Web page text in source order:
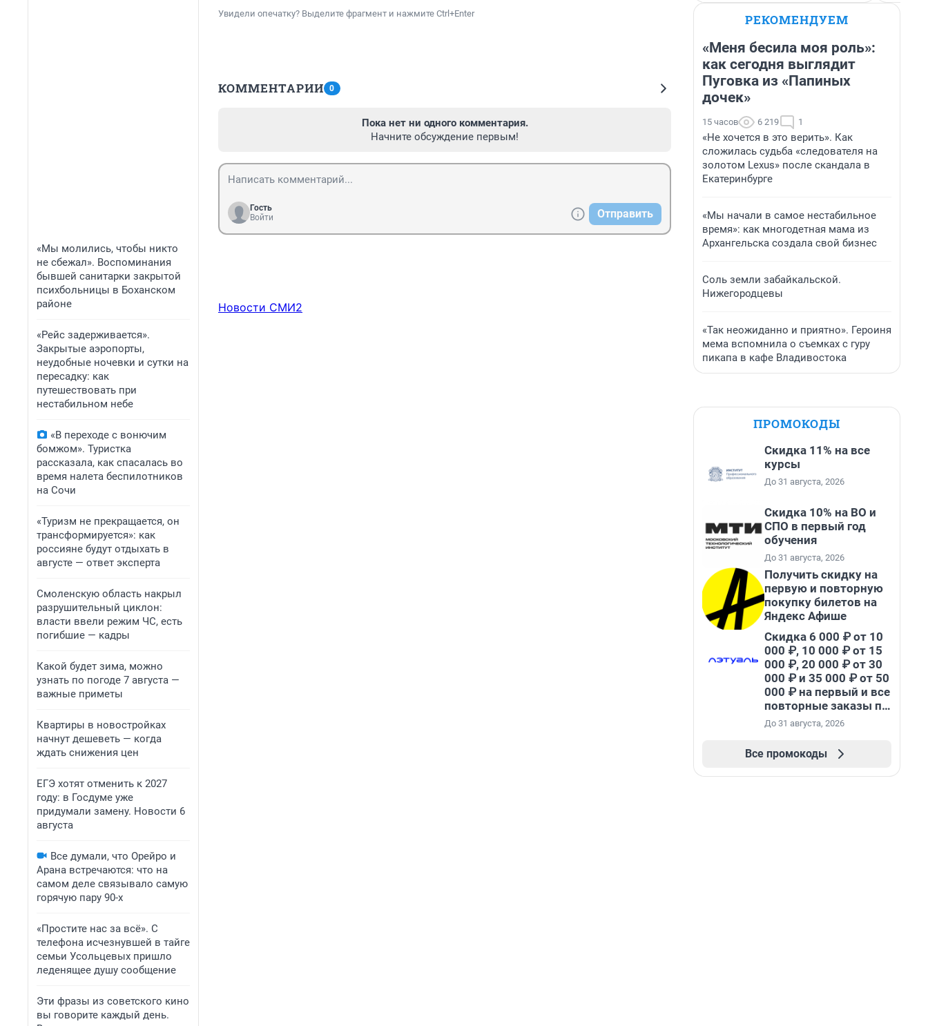
«Мы молились, чтобы никто
не сбежал». Воспоминания
бывшей санитарки закрытой
психбольницы в Боханском
районе
«Рейс задерживается».
Закрытые аэропорты,
неудобные ночевки и сутки на
пересадку: как
путешествовать при
нестабильном небе
«В переходе с вонючим
бомжом». Туристка
рассказала, как спасалась во
время налета беспилотников
на Сочи
«Туризм не прекращается, он
трансформируется»: как
россияне будут отдыхать в
августе — ответ эксперта
Смоленскую область накрыл
разрушительный циклон:
власти ввели режим ЧС, есть
погибшие — кадры
Какой будет зима, можно
узнать по погоде 7 августа —
важные приметы
Квартиры в новостройках
начнут дешеветь — когда
ждать снижения цен
ЕГЭ хотят отменить к 2027
году: в Госдуме уже
придумали замену. Новости 6
августа
Все думали, что Орейро и
Арана встречаются: что на
самом деле связывало самую
горячую пару 90-х
«Простите нас за всё». С
телефона исчезнувшей в тайге
семьи Усольцевых пришло
леденящее душу сообщение
Эти фразы из советского кино
вы говорите каждый день.
Увидели опечатку? Выделите фрагмент и нажмите Ctrl+Enter
КОММЕНТАРИИ 0
Пока нет ни одного комментария.
Начните обсуждение первым!
Гость
Войти
Отправить
Новости СМИ2
РЕКОМЕНДУЕМ
«Меня бесила моя роль»:
как сегодня выглядит
Пуговка из «Папиных
дочек»
15 часов 6 219 1
«Не хочется в это верить». Как
сложилась судьба «следователя на
золотом Lexus» после скандала в
Екатеринбурге
«Мы начали в самое нестабильное
время»: как многодетная мама из
Архангельска создала свой бизнес
Соль земли забайкальской.
Нижегородцевы
«Так неожиданно и приятно». Героиня
мема вспомнила о съемках с гуру
пикапа в кафе Владивостока
ПРОМОКОДЫ
Скидка 11% на все
курсы
До 31 августа, 2026
Скидка 10% на ВО и
СПО в первый год
обучения
До 31 августа, 2026
Получить скидку на
первую и повторную
покупку билетов на
Яндекс Афише
Скидка 6 000 ₽ от 10
000 ₽, 10 000 ₽ от 15
000 ₽, 20 000 ₽ от 30
000 ₽ и 35 000 ₽ от 50
000 ₽ на первый и все
повторные заказы по
промокоду НАБЕРИ
До 31 августа, 2026
Все промокоды